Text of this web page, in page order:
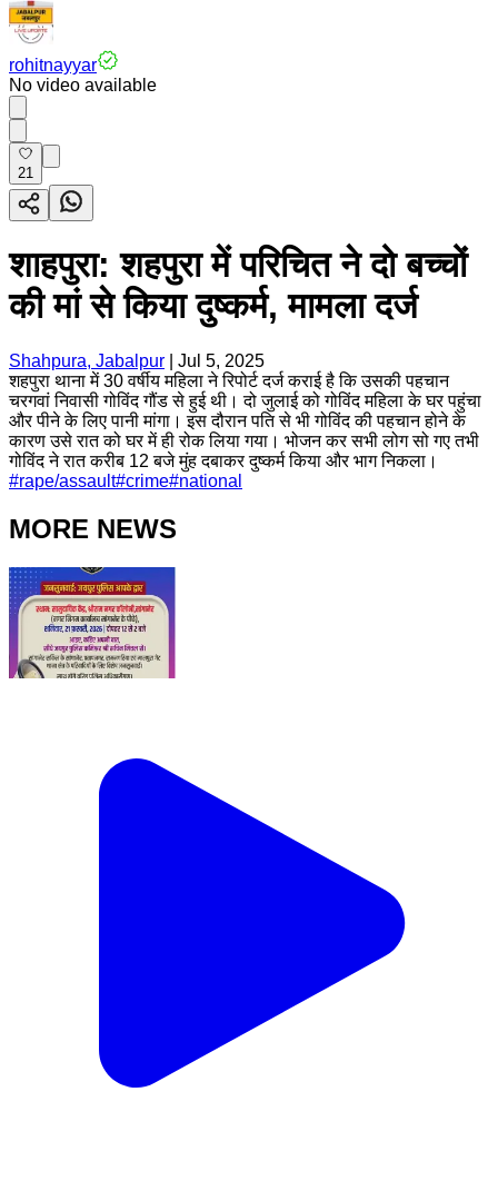
rohitnayyar
No video available
21
शाहपुरा: शहपुरा में परिचित ने दो बच्चों
की मां से किया दुष्कर्म, मामला दर्ज
Shahpura, Jabalpur
Jul 5, 2025
शहपुरा थाना में 30 वर्षीय महिला ने रिपोर्ट दर्ज कराई है कि उसकी पहचान
चरगवां निवासी गोविंद गौंड से हुई थी। दो जुलाई को गोविंद महिला के घर पहुंचा
और पीने के लिए पानी मांगा। इस दौरान पति से भी गोविंद की पहचान होने के
कारण उसे रात को घर में ही रोक लिया गया। भोजन कर सभी लोग सो गए तभी
गोविंद ने रात करीब 12 बजे मुंह दबाकर दुष्कर्म किया और भाग निकला।
#rape/assault#crime#national
MORE NEWS